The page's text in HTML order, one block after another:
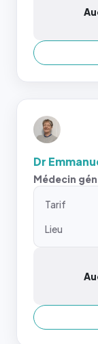
Dr
Médecin
Tarif
Lieu